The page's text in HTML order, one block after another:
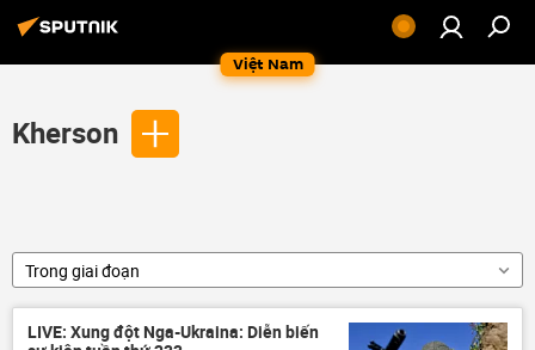
Việt Nam
Kherson
Trong giai đoạn
LIVE: Xung đột Nga-Ukraina: Diễn biến